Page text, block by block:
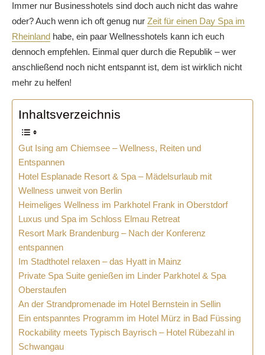
Immer nur Businesshotels sind doch auch nicht das wahre
oder? Auch wenn ich oft genug nur Zeit für einen Day Spa im
Rheinland habe, ein paar Wellnesshotels kann ich euch
dennoch empfehlen. Einmal quer durch die Republik – wer
anschließend noch nicht entspannt ist, dem ist wirklich nicht
mehr zu helfen!
Inhaltsverzeichnis
Gut Ising am Chiemsee – Wellness, Reiten und
Entspannen
Hotel Esplanade Resort & Spa – Mädelsurlaub mit
Wellness unweit von Berlin
Heimeliges Wellness im Parkhotel Frank in Oberstdorf
Luxus und Spa im Schloss Elmau Retreat
Resort Mark Brandenburg – Nach der Konferenz
entspannen
Im Stadthotel relaxen – das Hyatt in Mainz
Private Spa Suite genießen im Linder Parkhotel & Spa
Oberstaufen
An der Strandpromenade im Hotel Bernstein in Sellin
Ein entspanntes Programm im Hotel Mürz in Bad Füssing
Rockability meets Typisch Bayrisch – Hotel Rübezahl in
Schwangau